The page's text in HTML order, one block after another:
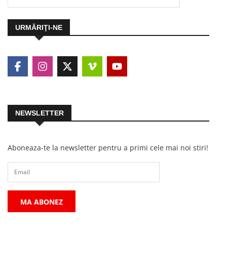
URMĂRIŢI-NE
NEWSLETTER
Aboneaza-te la newsletter pentru a primi cele mai noi stiri!
MA ABONEZ